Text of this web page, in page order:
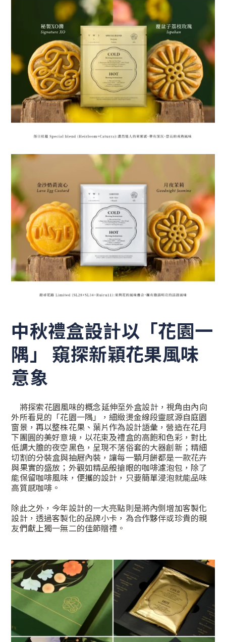
中秋禮盒設計以「花園一
隅」 窺探新穎花果風味
意象
將探索花園風味的概念延伸至外盒設計，視角由內向
外所看見的「花園一隅」，細緻燙金線段靈感源自庭園
窗景，再以整株花果、葉片作為設計語彙，營造在花月
下團圓的美好意境，以花束及禮盒的高飽和色彩，對比
低調大膽的夜空黑色，呈現不落俗套的大器創新；精細
切割的分裝盒與抽屜內裝，讓每一顆月餅都是一款花卉
與果實的盛放；外觀如精品般搶眼的咖啡濾泡包，除了
能保留咖啡風味，便攜的設計，只要簡單浸泡就能品味
高質感咖啡。
除此之外，今年設計的一大亮點則是將內側增加客製化
設計，透過客製化的品牌小卡，為合作夥伴或珍貴的親
友們獻上獨一無二的佳節贈禮。